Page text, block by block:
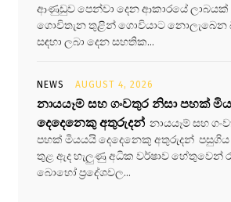
ආණුඩුව පෙන්වා දෙන ආකාරයේ ලාබයක්
ගොවිතැන තුළින් ගොවියාට නොලැබෙන
සඳහා ලබා දෙන සහතික...
NEWS AUGUST 4, 2026
නායයෑම් සහ ගංවතුර නිසා පහක්
දෙදෙනෙකු අතුරුදන් නායයෑම් සහ
පහක් මියයයි දෙදෙනෙකු අතුරුදන් පසුගිය
තුළ ඇද හැලුණු අධික වර්ෂාව හේතුවෙන්
බොහෝ ප්‍රදේශවල...